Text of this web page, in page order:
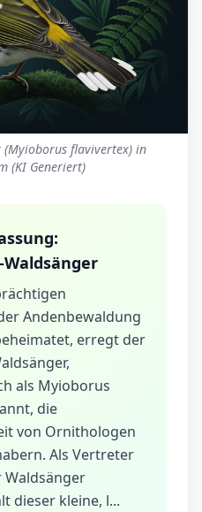
(Myioborus flavivertex) in
(KI Generiert)
Andenbewaldung
erregt der
als Myioborus
die
von Ornithologen
Als Vertreter
Waldsänger
dieser kleine, l...